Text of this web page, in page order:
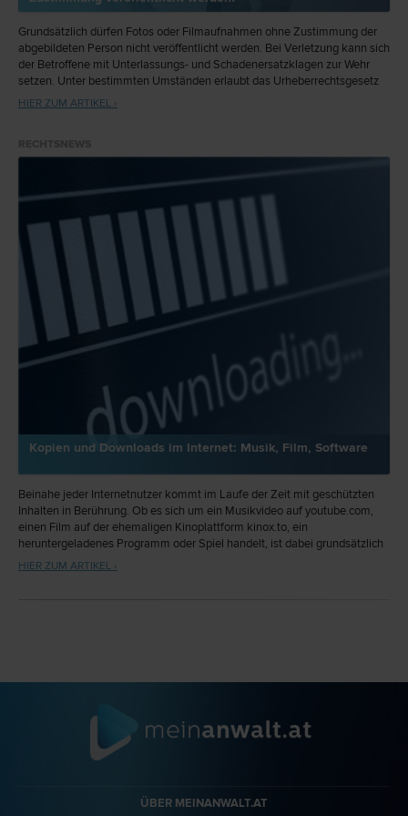
Grundsätzlich dürfen Fotos oder Filmaufnahmen ohne Zustimmung der
abgebildeten Person nicht veröffentlicht werden. Bei Verletzung kann sich
der Betroffene mit Unterlassungs- und Schadenersatzklagen zur Wehr
setzen. Unter bestimmten Umständen erlaubt das Urheberrechtsgesetz
jedoch eine Veröffentlichung auch ohne Einwilligung...
HIER ZUM ARTIKEL ›
Kopien und Downloads im Internet: Musik, Film, Software
Beinahe jeder Internetnutzer kommt im Laufe der Zeit mit geschützten
Inhalten in Berührung. Ob es sich um ein Musikvideo auf youtube.com,
einen Film auf der ehemaligen Kinoplattform kinox.to, ein
heruntergeladenes Programm oder Spiel handelt, ist dabei grundsätzlich
gleichbedeutend. Es handelt sich dabei stets um Inhalte, die unter dem
HIER ZUM ARTIKEL ›
ÜBER MEINANWALT.AT